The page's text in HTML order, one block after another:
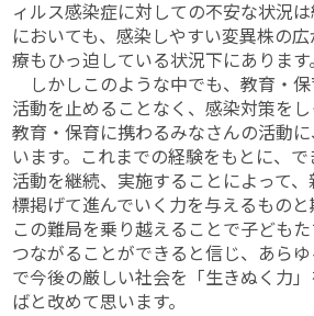
ィルス感染症に対しての不安な状況
においても、感染しやすい変異株の
療もひっ迫している状況下にあります。
しかしこのような中でも、教育・
活動を止めることなく、感染対策をし
教育・保育に携わるみなさんの活動
います。これまでの経験をもとに、
活動を継続、実施することによって
標掲げて進んでいく力を与えるものと
この難局を乗り越えることで子ども
つながることができると信じ、あら
で今後の厳しい社会を「生きぬく力
ばと改めて思います。